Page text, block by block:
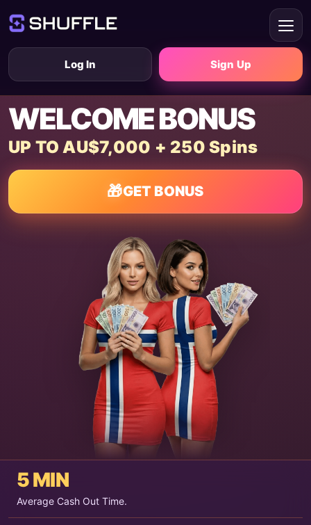
Log In Sign Up
WELCOME BONUS
UP TO AU$7,000 + 250 Spins
🎁GET BONUS
5 MIN
Average Cash Out Time.